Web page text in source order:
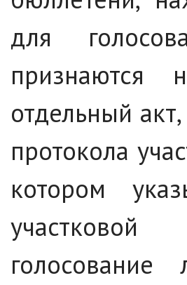
для
признаются
отдельный
протокола
котором